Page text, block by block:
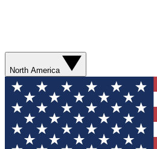
North America